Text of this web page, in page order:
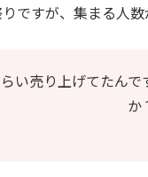
ですが、集まる人数
い売り上げてたんで
か